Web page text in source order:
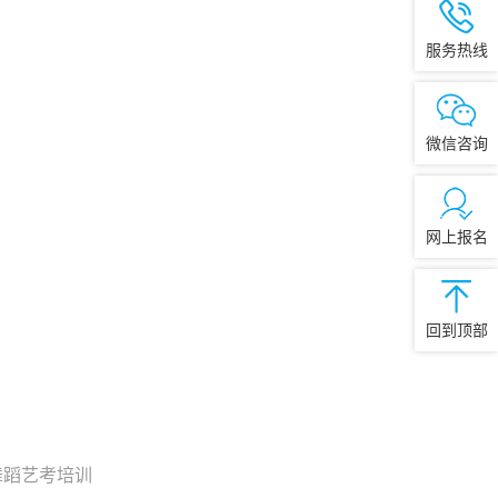
艺考培训
服务热线
微信咨询
网上报名
回到顶部